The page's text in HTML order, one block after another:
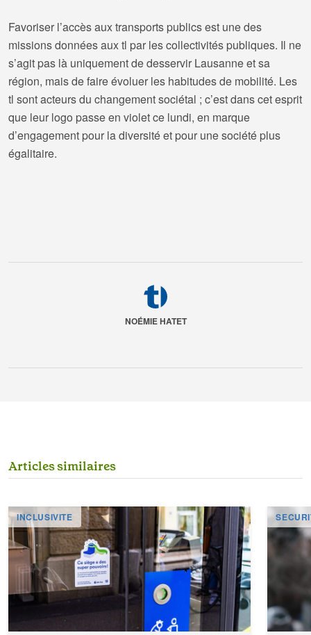
Favoriser l’accès aux transports publics est une des
missions données aux tl par les collectivités publiques. Il ne
s’agit pas là uniquement de desservir Lausanne et sa
région, mais de faire évoluer les habitudes de mobilité. Les
tl sont acteurs du changement sociétal ; c’est dans cet esprit
que leur logo passe en violet ce lundi, en marque
d’engagement pour la diversité et pour une société plus
égalitaire.
NOÉMIE HATET
Articlessimilaires
INCLUSIVITE